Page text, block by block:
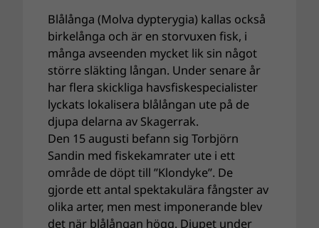
Blålånga (Molva dypterygia) kallas också
birkelånga och är en storvuxen fisk, i
många avseenden mycket lik sin något
större släkting långan. Under senare år
har flera skickliga havsfiskespecialister
lyckats lokalisera blålångan ute på de
djupa delarna av Skagerrak.
Den 15 augusti befann sig Torbjörn
Sandin med fiskekamrater ute i ett
område de döpt till ”Klondyke”. De
gjorde ett antal spektakulära fångster av
olika arter, men mest imponerande blev
det när blålångan högg. Djupet under